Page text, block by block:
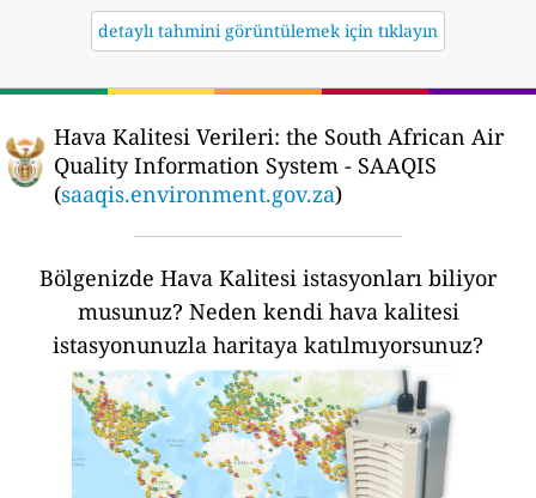
detaylı tahmini görüntülemek için tıklayın
Hava Kalitesi Verileri: the South African Air
Quality Information System - SAAQIS
(saaqis.environment.gov.za)
Bölgenizde Hava Kalitesi istasyonları biliyor
musunuz? Neden kendi hava kalitesi
istasyonunuzla haritaya katılmıyorsunuz?